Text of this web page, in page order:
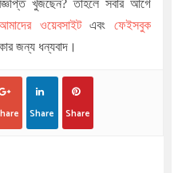
খুঁজছেন?তাহলে সবার আগে
ওয়েবসাইট এবংফেইসবুক
জন্য ধন্যবাদ।
Share Share